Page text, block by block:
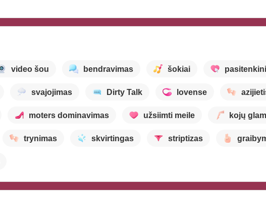
video šou bendravimas šokiai
svajojimas Dirty Talk lovense
moters dominavimas užsiimti meile kojų
trynimas skvirtingas striptizas